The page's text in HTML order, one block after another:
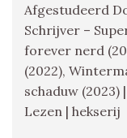
Afgestudeerd
Schrijver –
forever nerd
(2022),
schaduw (2023)
Lezen | hekserij